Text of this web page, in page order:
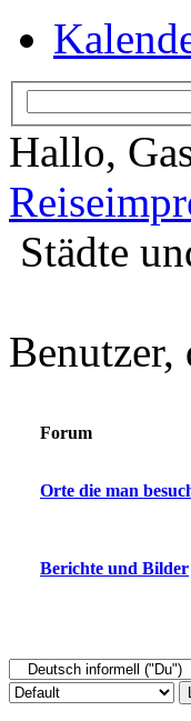
Hallo,
Städte
Benutzer,
Forum
Orte die man
Berichte und Bilder